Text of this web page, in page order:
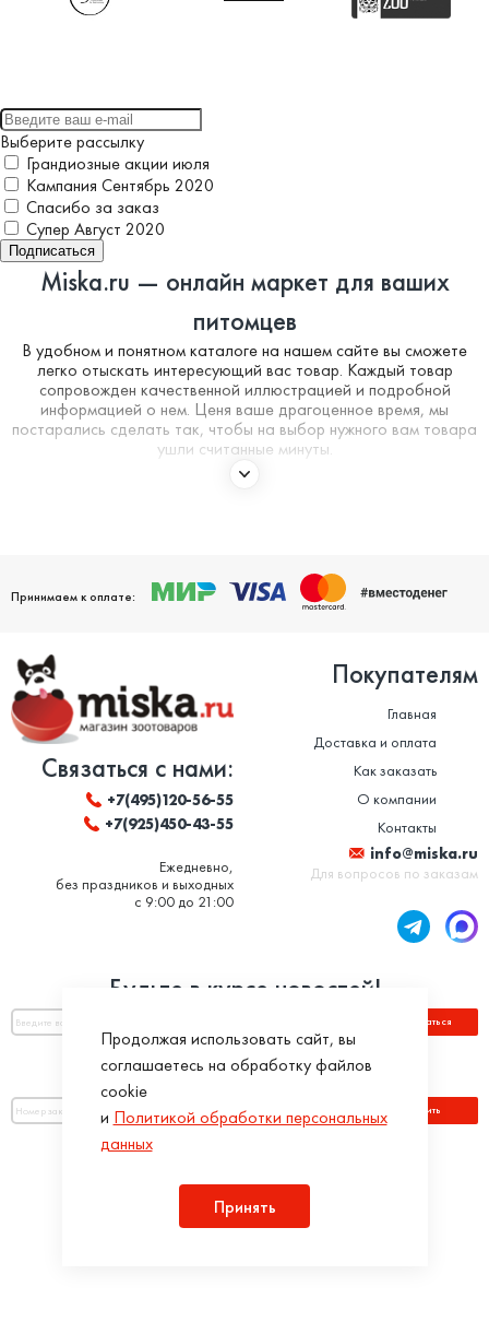
Выберите рассылку
Грандиозные акции июля
Кампания Сентябрь 2020
Спасибо за заказ
Супер Август 2020
Подписаться
Miska.ru — онлайн маркет для ваших
питомцев
В удобном и понятном каталоге на нашем сайте вы сможете
легко отыскать интересующий вас товар. Каждый товар
сопровожден качественной иллюстрацией и подробной
информацией о нем. Ценя ваше драгоценное время, мы
постарались сделать так, чтобы на выбор нужного вам товара
ушли считанные минуты.
и ветеринарные препараты. Вся продукция, представленная в
нашем магазине, сертифицирована и соответствует высоким
стандартам качества.
Принимаем к оплате:
Связаться с нами:
+7(495)120-56-55
+7(925)450-43-55
Ежедневно,
без праздников и выходных
с 9:00 до 21:00
Покупателям
Главная
Доставка и оплата
Как заказать
О компании
Контакты
info@miska.ru
Для вопросов по заказам
Будьте в курсе новостей!
Подписаться
Оплатить по номеру заказа:
Оплатить
Продолжая использовать сайт, вы
соглашаетесь на обработку файлов
cookie
и Политикой обработки персональных
данных
Принять